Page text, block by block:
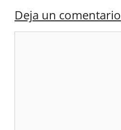
Deja un comentario